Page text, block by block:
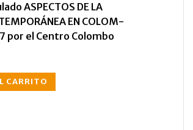
ASPECTOS DE LA
EN COLOM­
por el Centro Colombo
CARRITO